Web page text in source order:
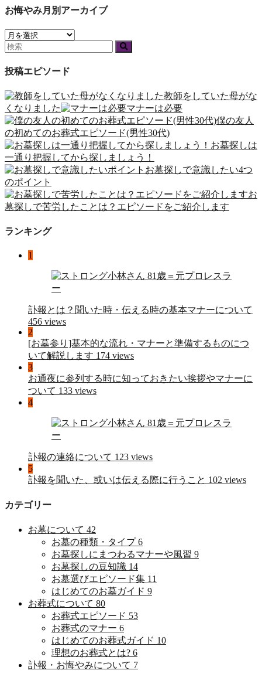
お悔やみ月別アーカイブ
投稿エピソード
教師をしていた母がな
くなりました
マナーは必要
僕の友人
の初めてのお葬式エピソード(男性30代)
お墓探しは
一通り把握してから探しましょう！
お墓探しで意識したい4つ
のポイント
お
墓探しで苦労したことは？エピソードをご紹介します
ランキング
1
訃報とは？聞いた時・伝える時の基本マナーについて
456 views
2
[お墓参り]基本的な流れ・マナーと準備するものにつ
いて解説します 174 views
3
お通夜に参列する時に知っておきたい挨拶やマナーに
ついて 133 views
4
訃報の連絡について 123 views
5
訃報を聞いた、或いは伝える際に行うこと 102 views
カテゴリー
お墓について 42
お墓の種類・タイプ6
お墓探しにまつわるマナーや風習 9
お墓探しの豆知識 14
お墓選びエピソード集 11
はじめてのお墓ガイド 9
お葬式について 80
お葬式エピソード 53
お葬式のマナー 6
はじめてのお葬式ガイド 10
理想のお葬式とは? 6
訃報・お悔やみについて 7